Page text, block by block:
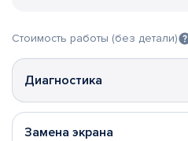
Стоимость работы (без детали)
Диагностика
Замена экрана